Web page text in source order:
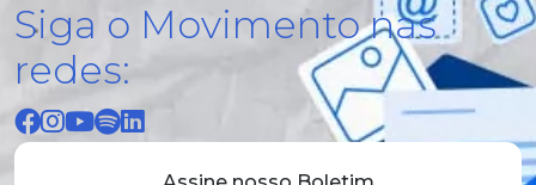
Siga o Movimento nas
redes: